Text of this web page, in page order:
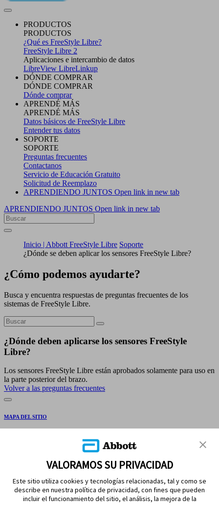
PRODUCTOS
PRODUCTOS
¿Qué es FreeStyle Libre?
FreeStyle Libre 2
Aplicaciones e intercambio de datos
LibreView LibreLinkup
DÓNDE COMPRAR
DÓNDE COMPRAR
Dónde comprar
APRENDÉ MÁS
APRENDÉ MÁS
Datos básicos de FreeStyle Libre
Entender tus datos
SOPORTE
SOPORTE
Preguntas frecuentes
Contactanos
Servicio de Educación Gratuito
Solicitud de Reemplazo
APRENDIENDO JUNTOS Open link in new tab
APRENDIENDO JUNTOS Open link in new tab
Inicio | Abbott FreeStyle Libre Soporte
¿Dónde se deben aplicar los sensores FreeStyle Libre?
¿Cómo podemos ayudarte?
Busca y encuentra respuestas de preguntas frecuentes de los
sistemas de FreeStyle Libre.
¿Dónde deben aplicarse los sensores FreeStyle
Libre?
Los sensores FreeStyle Libre están aprobados solamente para uso en
la parte posterior del brazo.
Volver a las preguntas frecuentes
MAPA DEL SITIO
VALORAMOS SU PRIVACIDAD
Este sitio utiliza cookies y tecnologías relacionadas, tal y como se
describe en nuestra política de privacidad, con fines que pueden
incluir el funcionamiento del sitio, el análisis, la mejora de la